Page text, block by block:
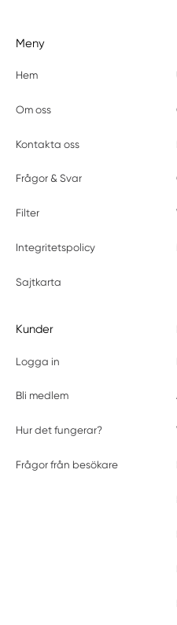
Meny
Hem
Om oss
Kontakta oss
Frågor & Svar
Filter
Integritetspolicy
Sajtkarta
Kunder
Logga in
Bli medlem
Hur det fungerar?
Frågor från besökare